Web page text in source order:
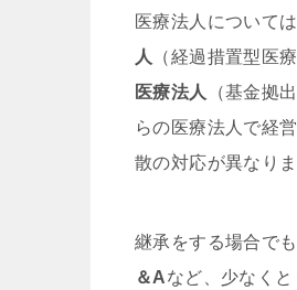
医療法人については
人
（経過措置型医
医療法人
（基金拠
らの医療法人で経
散の対応が異なりま
継承をする場合でも
＆Aなど、少なく